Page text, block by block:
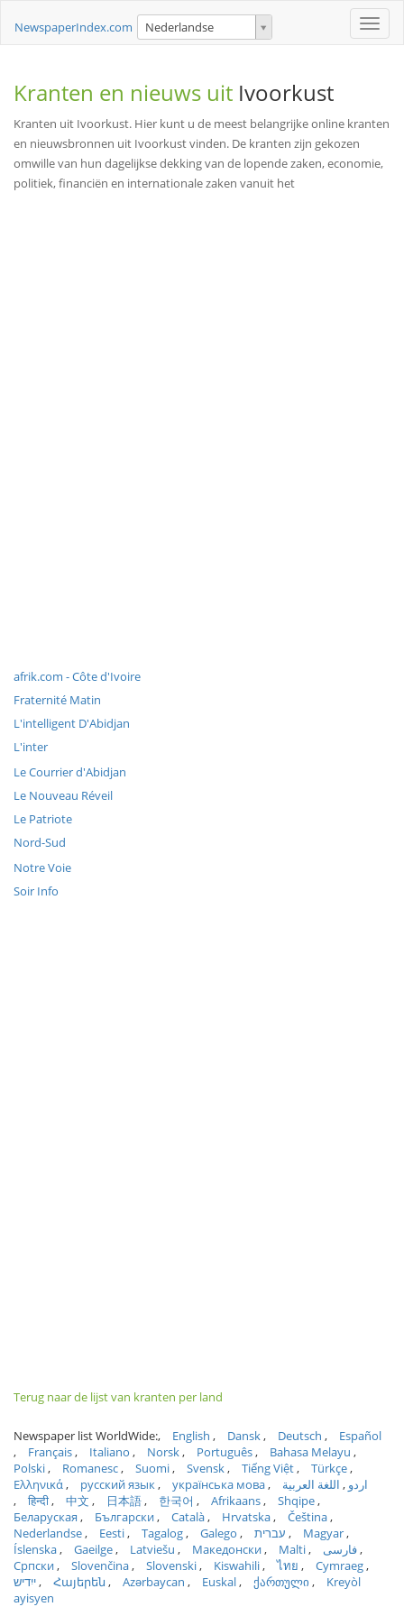
Toggle
NewspaperIndex.com Nederlandse
Kranten en nieuws uit Ivoorkust
Kranten uit Ivoorkust. Hier kunt u de meest belangrijke online kranten
en nieuwsbronnen uit Ivoorkust vinden. De kranten zijn gekozen
omwille van hun dagelijkse dekking van de lopende zaken, economie,
politiek, financiën en internationale zaken vanuit het
afrik.com - Côte d'Ivoire
Fraternité Matin
L'intelligent D'Abidjan
L'inter
Le Courrier d'Abidjan
Le Nouveau Réveil
Le Patriote
Nord-Sud
Notre Voie
Soir Info
Terug naar de lijst van kranten per land
Newspaper list WorldWide: English Dansk Deutsch
Español
Français
Italiano Norsk Português
Bahasa Melayu
Polski
Romanesc Suomi Svensk Tiếng Việt
Türkçe
Ελληνικά
русский язык українська мова اردو
اللغة العربية
हिन्दी
中文 日本語 한국어 Afrikaans
Shqipe
Беларуская
Български Català Hrvatska
Čeština
Nederlandse
Eesti Tagalog Galego עברית
Magyar
Íslenska
Gaeilge Latviešu Македонски Malti
فارسی
Српски
Slovenčina Slovenski Kiswahili ไทย
Cymraeg
ייִדיש
Հայերեն Azərbaycan Euskal ქართული
Kreyòl
ayisyen